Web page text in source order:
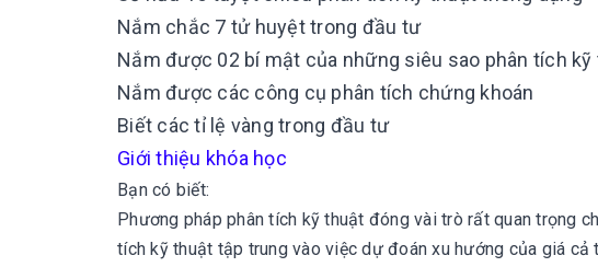
Nắm chắc 7 tử huyệt trong đầu tư
Nắm được 02 bí mật của những siêu sao phân tích
Nắm được các công cụ phân tích chứng khoán
Biết các tỉ lệ vàng trong đầu tư
Giới thiệu khóa học
Bạn có biết:
Phương pháp phân tích kỹ thuật đóng vài trò rất quan trọng
tích kỹ thuật tập trung vào việc dự đoán xu hướng của giá